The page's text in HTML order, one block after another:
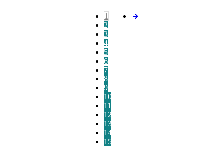
1
2
3
4
5
6
7
8
9
10
11
12
13
14
15